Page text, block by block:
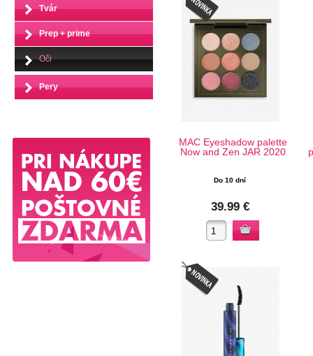
Tvár
Prep + prime
Oči
Pery
MAC Eyeshadow palette
Now and Zen JAR 2020
Do 10 dní
39.99 €